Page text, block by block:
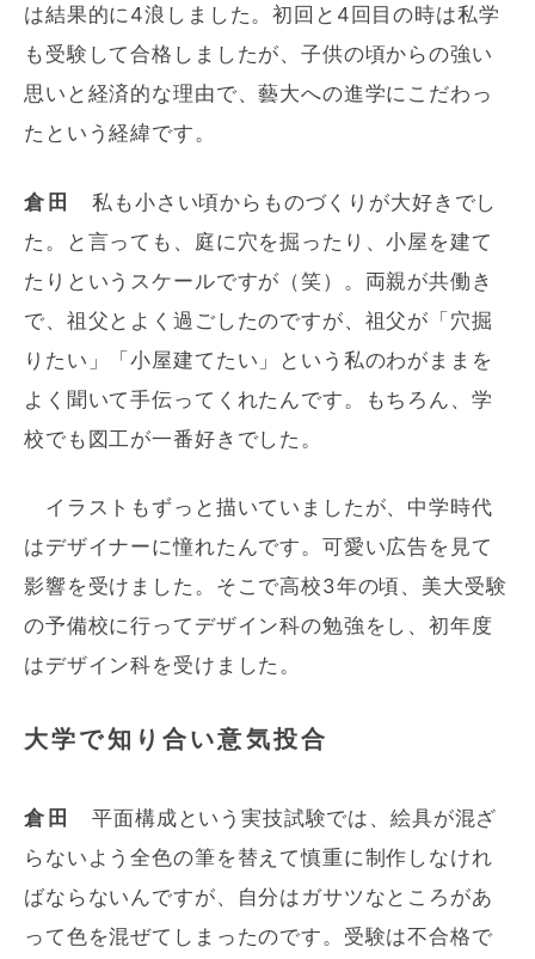
は結果的に4浪しました。初回と4回目の時は私学
も受験して合格しましたが、子供の頃からの強い
思いと経済的な理由で、藝大への進学にこだわっ
たという経緯です。
倉田
私も小さい頃からものづくりが大好きでし
た。と言っても、庭に穴を掘ったり、小屋を建て
たりというスケールですが（笑）。両親が共働き
で、祖父とよく過ごしたのですが、祖父が「穴掘
りたい」「小屋建てたい」という私のわがままを
よく聞いて手伝ってくれたんです。もちろん、学
校でも図工が一番好きでした。
イラストもずっと描いていましたが、中学時代
はデザイナーに憧れたんです。可愛い広告を見て
影響を受けました。そこで高校3年の頃、美大受験
の予備校に行ってデザイン科の勉強をし、初年度
はデザイン科を受けました。
大学で知り合い意気投合
倉田
平面構成という実技試験では、絵具が混ざ
らないよう全色の筆を替えて慎重に制作しなけれ
ばならないんですが、自分はガサツなところがあ
って色を混ぜてしまったのです。受験は不合格で